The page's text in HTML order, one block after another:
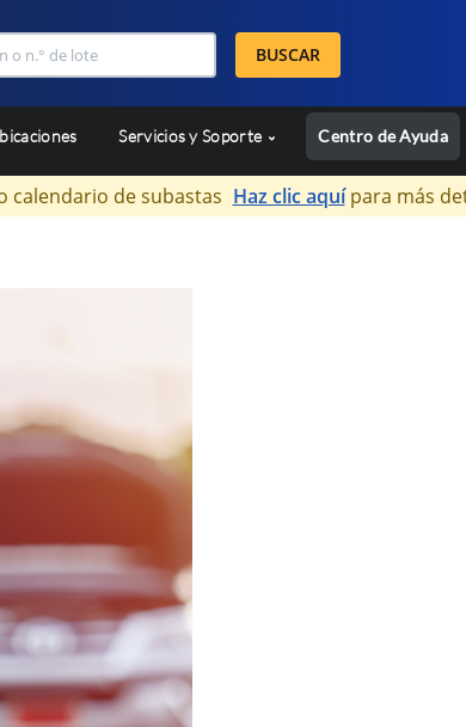
BUSCAR
Servicios y Soporte Centro de Ayuda
calendario de subastas Haz clic aquípara más